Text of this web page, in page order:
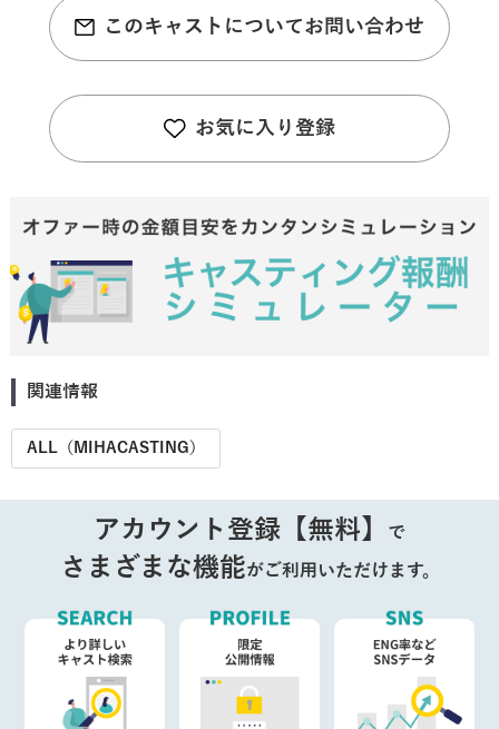
このキャストについてお問い合わせ
お気に入り登録
関連情報
ALL（MIHACASTING）
アカウント登録【無料】 で
さまざまな機能がご利用いただけます。